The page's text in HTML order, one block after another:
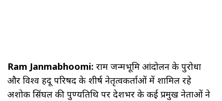
Ram Janmabhoomi: राम जन्मभूमि आंदोलन के पुरोधा
और विश्व हिंदू परिषद के शीर्ष नेतृत्वकर्ताओं में शामिल रहे
अशोक सिंघल की पुण्यतिथि पर देशभर के कई प्रमुख नेताओं ने